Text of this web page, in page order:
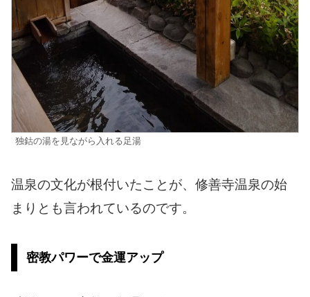
独鈷の湯を見ながら入れる足湯
温泉の文化が根付いたことが、修善寺温泉の始
まりとも言われているのです。
密教パワーで金運アップ